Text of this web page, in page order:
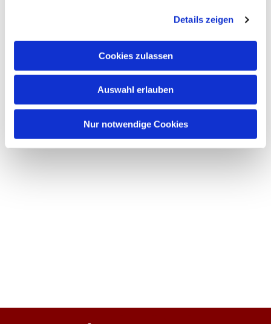
Details zeigen
Cookies zulassen
Auswahl erlauben
Nur notwendige Cookies